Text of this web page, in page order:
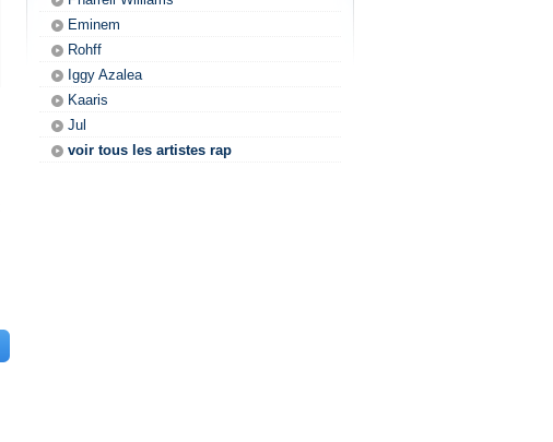
Eminem
Rohff
Iggy Azalea
Kaaris
Jul
voir tous les artistes rap